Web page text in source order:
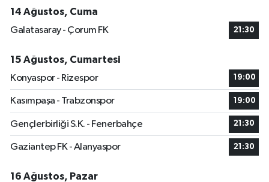
14 Ağustos, Cuma
Galatasaray - Çorum FK
21:30
15 Ağustos, Cumartesi
Konyaspor - Rizespor
19:00
Kasımpaşa - Trabzonspor 19:00
Gençlerbirliği S.K. - Fenerbahçe 21:30
Gaziantep FK - Alanyaspor 21:30
16 Ağustos, Pazar